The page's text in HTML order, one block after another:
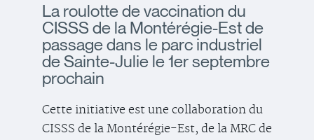
La roulotte de vaccination du
CISSS de la Montérégie-Est de
passage dans le parc industriel
de Sainte-Julie le 1er septembre
prochain
Cette initiative est une collaboration du
CISSS de la Montérégie-Est, de la MRC de